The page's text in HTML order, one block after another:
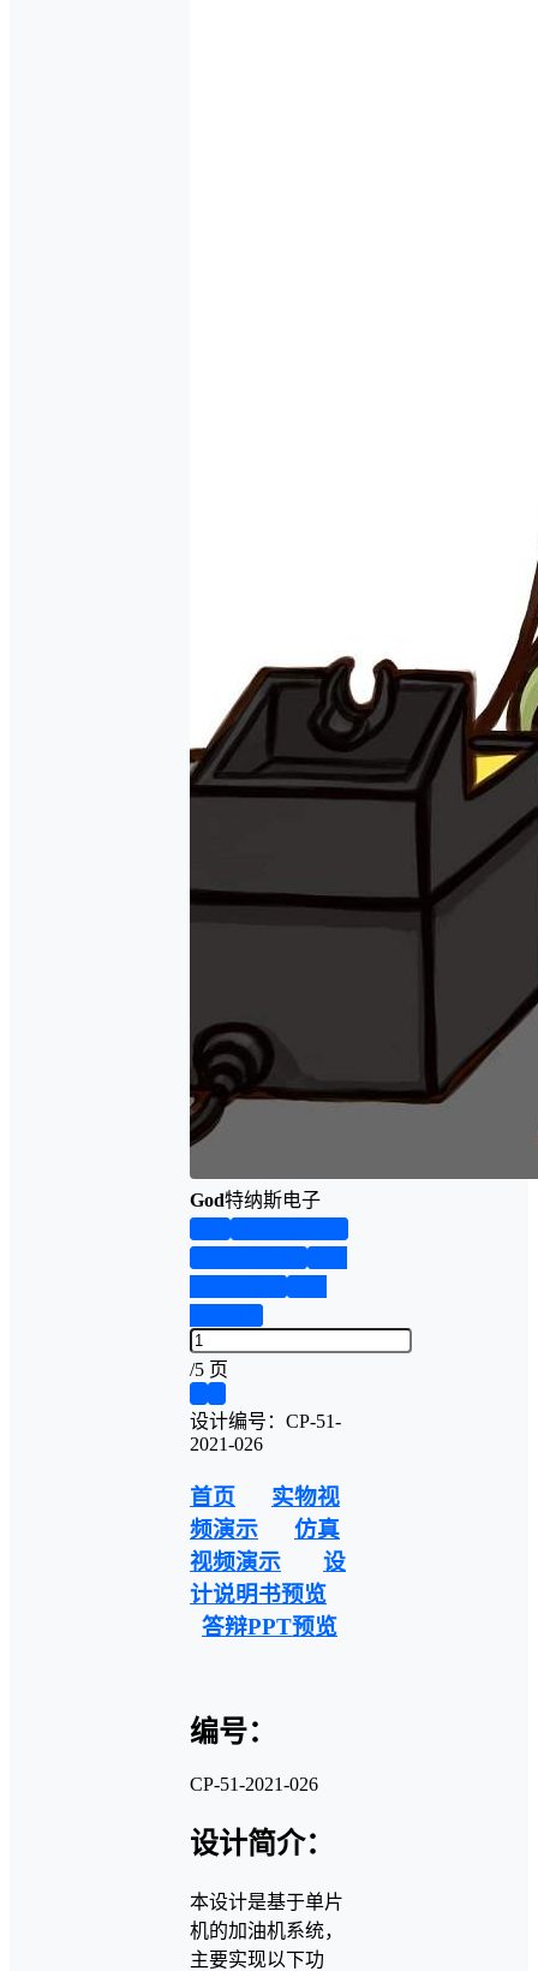
God特纳斯电子
/5 页
设计编号：CP-51-
2021-026
首页
实物视
频演示
仿真
视频演示
设
计说明书预览
答辩PPT预览
编号：
CP-51-2021-026
设计简介：
本设计是基于单片
机的加油机系统，
主要实现以下功